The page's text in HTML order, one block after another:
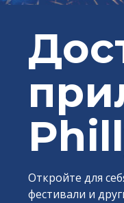
Откройте для
фестивали и